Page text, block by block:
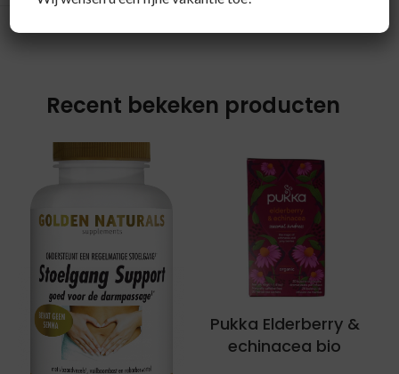
Recent bekeken producten
Pukka Elderberry &
echinacea bio